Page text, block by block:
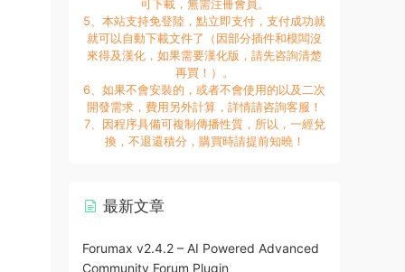
可下載，無需注冊會員。
5、本站支持免登陸，點立即支付，支付成功就
就可以自動下載文件了（因部分插件和模闆沒
來得及漢化，如果需要漢化版，請先咨詢清楚
再買！）。
6、如果不會安裝的，或者不會使用的以及二次
開發需求，費用另外計算，詳情請咨詢客服！
7、因程序具備可複制傳播性質，所以，一經兌
換，不退還積分，購買時請提前知曉！
最新文章
Forumax v2.4.2 – AI Powered Advanced
Community Forum Plugin